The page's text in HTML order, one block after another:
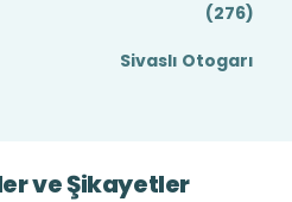
(276)
Sivaslı Otogarı
ve Şikayetler